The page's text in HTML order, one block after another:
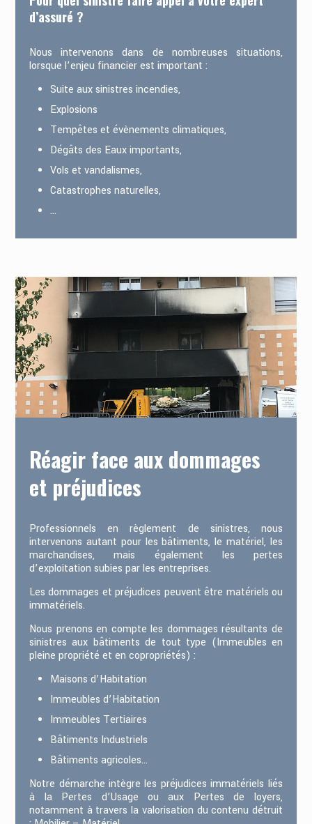
d’assuré ?
Nous intervenons dans de nombreuses situations,
lorsque l’enjeu financier est important :
Suite aux sinistres incendies,
Explosions
Tempêtes et évènements climatiques,
Dégâts des Eaux importants,
Vols et vandalismes,
Catastrophes naturelles,
…
Réagir face aux dommages
et préjudices
Professionnels en règlement de sinistres, nous
intervenons autant pour les bâtiments, le matériel, les
marchandises, mais également les pertes
d’exploitation subies par les entreprises.
Les dommages et préjudices peuvent être matériels ou
immatériels.
Nous prenons en compte les dommages résultants de
sinistres aux bâtiments de tout type (Immeubles en
pleine propriété et en copropriétés) :
Maisons d’Habitation
Immeubles d’Habitation
Immeubles Tertiaires
Bâtiments Industriels
Bâtiments agricoles…
Notre démarche intègre les préjudices immatériels liés
à la Pertes d’Usage ou aux Pertes de loyers,
notamment à travers la valorisation du contenu détruit